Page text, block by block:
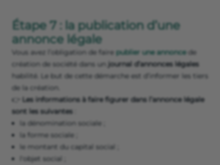
Étape 7 : la publication d’une
annonce légale
Vous avez l’obligation de faire publier une annoncede
création de société dans un journal d’annonces légales
habilité. Le but de cette démarche est d’informer les tiers
de la création.
👉
Les informations à faire figurer dans l’annonce légale
sont les suivantes
la dénomination sociale ;
la forme sociale ;
le montant du capital social ;
l'objet social ;